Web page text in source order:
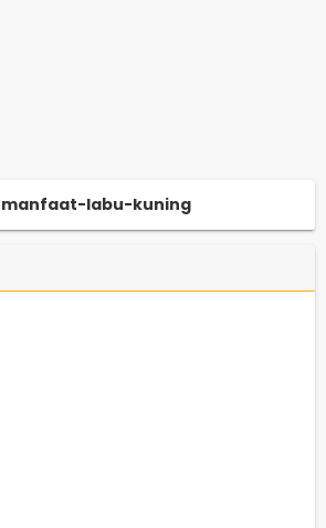
manfaat-labu-kuning